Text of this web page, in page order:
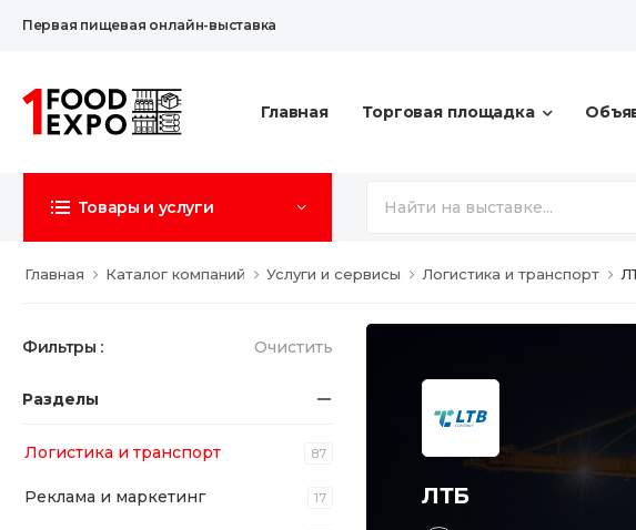
Первая пищевая онлайн-выставка
Главная Торговая площадка
Товары и услуги
Главная Каталог компаний Услуги и сервисы Логистика и транспорт
Фильтры : Очистить
Разделы
Логистика и транспорт 87
Реклама и маркетинг 17 ЛТБ